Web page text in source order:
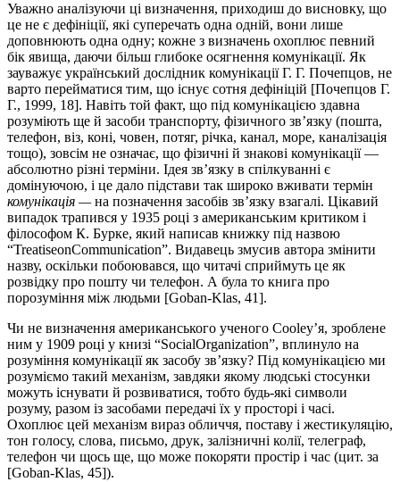
Уважно аналізуючи ці визначення, приходиш до висновку, що
це не є дефініції, які суперечать одна одній, вони лише
доповню­ють одна одну; кожне з визначень охоплює певний
бік явища, даючи більш глибоке осягнення комунікації. Як
зауважує україн­ський дослідник комунікації Г. Г. Почепцов, не
варто переймати­ся тим, що існує сотня дефініцій [Почепцов Г.
Г., 1999, 18]. Навіть той факт, що під комунікацією здавна
розуміють ще й за­со­би транспорту, фізичного зв’язку (пошта,
телефон, віз, коні, човен, потяг, річка, канал, море, каналізація
тощо), зовсім не оз­на­чає, що фізичні й знакові комунікації —
абсолютно різні терміни. Ідея зв’язку в спілкуванні є
домінуючою, і це дало під­стави так широко вживати термін
комунікація —на позначення засобів зв’язку взагалі. Цікавий
випадок трапився у 1935 році з американським критиком і
філософом К. Бурке, який написав книжку під назвою
“TreatiseonCommunication”. Видавець зму­сив автора змінити
назву, оскільки побоювався, що читачі сприй­муть це як
розвідку про пошту чи телефон. А була то книга про
порозуміння між людьми [Goban-Klas, 41].
Чи не визначення американського ученого Cooley’я, зроблене
ним у 1909 році у книзі “SocialOrganization”, вплинуло на
розу­міння комунікації як засобу зв’язку? Під комунікацією ми
розу­мі­ємо такий механізм, завдяки якому людські стосунки
можуть існувати й розвиватися, тобто будь-які символи
розуму, разом із засобами передачі їх у просторі і часі.
Охоплює цей механізм ви­раз обличчя, поставу і жестикуляцію,
тон голосу, слова, письмо, друк, залізничні колії, телеграф,
телефон чи щось ще, що може покоряти простір і час (цит. за
[Goban-Klas, 45]).